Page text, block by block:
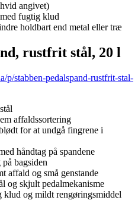
angivet)
fugtig klud
holdbart end metal eller træ
rustfrit stål, 20 l
p/stabben-pedalspand-rustfrit-stal-
affaldssortering
for at undgå fingrene i
håndtag på spandene
bagsiden
affald og små genstande
og skjult pedalmekanisme
klud og mildt rengøringsmiddel